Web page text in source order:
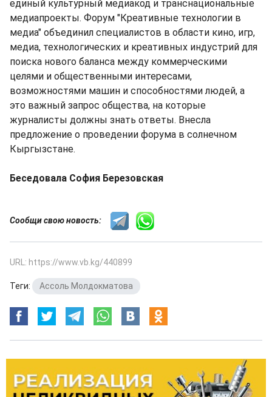
единый культурный медиакод и транснациональные
медиапроекты. Форум "Креативные технологии в
медиа" объединил специалистов в области кино, игр,
медиа, технологических и креативных индустрий для
поиска нового баланса между коммерческими
целями и общественными интересами,
возможностями машин и способностями людей, а
это важный запрос общества, на которые
журналисты должны знать ответы. Внесла
предложение о проведении форума в солнечном
Кыргызстане.
Беседовала София Березовская
Сообщи свою новость:
URL: https://www.vb.kg/440899
Теги: Ассоль Молдокматова